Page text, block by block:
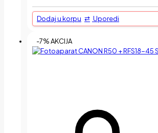
Dodaj u korpu Uporedi
-7% AKCIJA